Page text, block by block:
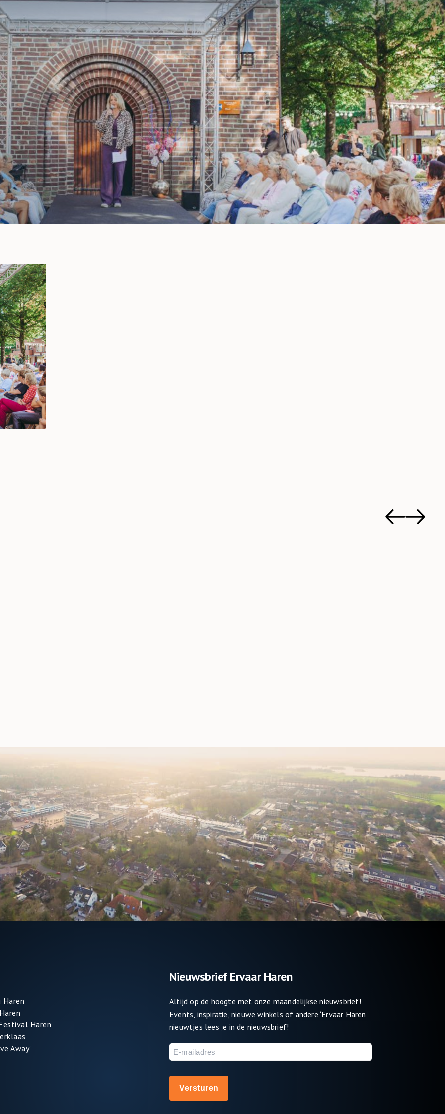
Haren
Haren
Away'
Nieuwsbrief Ervaar Haren
Altijd op de hoogte met onze maandelijkse nieuwsbrief!
Events, inspiratie, nieuwe winkels of andere ‘Ervaar Haren’
nieuwtjes lees je in de nieuwsbrief!
E-
mailadres